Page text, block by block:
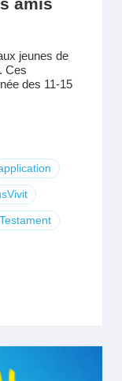
jeunes de
Ces
des 11-15